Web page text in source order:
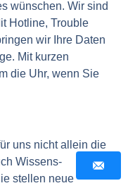
wünschen. Wir sind
Hotline, Trouble
wir Ihre Daten
Mit kurzen
die Uhr, wenn Sie
uns nicht allein die
Wissens-
stellen neue